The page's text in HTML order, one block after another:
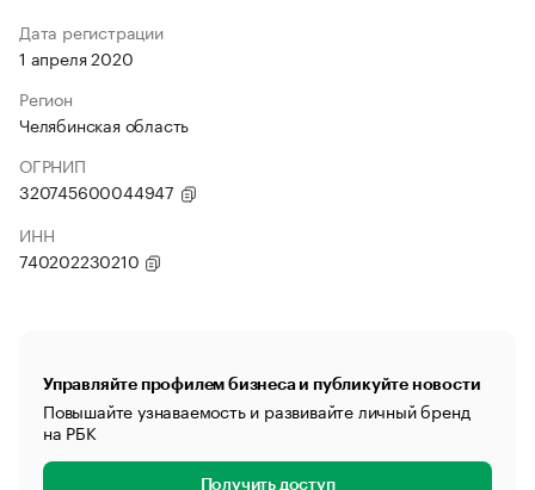
Дата регистрации
1 апреля 2020
Регион
Челябинская область
ОГРНИП
320745600044947
ИНН
740202230210
Управляйте профилем бизнеса и публикуйте новости
Повышайте узнаваемость и развивайте личный бренд
на РБК
Получить доступ